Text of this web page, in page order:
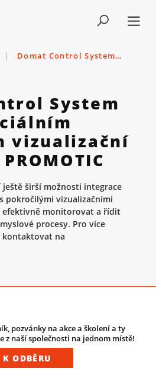
| Domat Control System se stal oficiálním partnerem vizualizační platformy PROMOTIC
System
vizualizační
širší možnosti integrace
pokročilými vizualizačními
monitorovat a řídit
procesy. Pro více
kontaktovat na
pozvánky na akce a školení a ty
z naší společnosti na jednom místě!
ODBĚRU